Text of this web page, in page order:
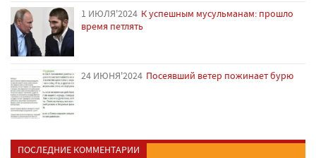
1 ИЮЛЯ'2024 К успешным мусульманам: прошло
время петлять
24 ИЮНЯ'2024 Посеявший ветер пожинает бурю
ПОСЛЕДНИЕ КОММЕНТАРИИ